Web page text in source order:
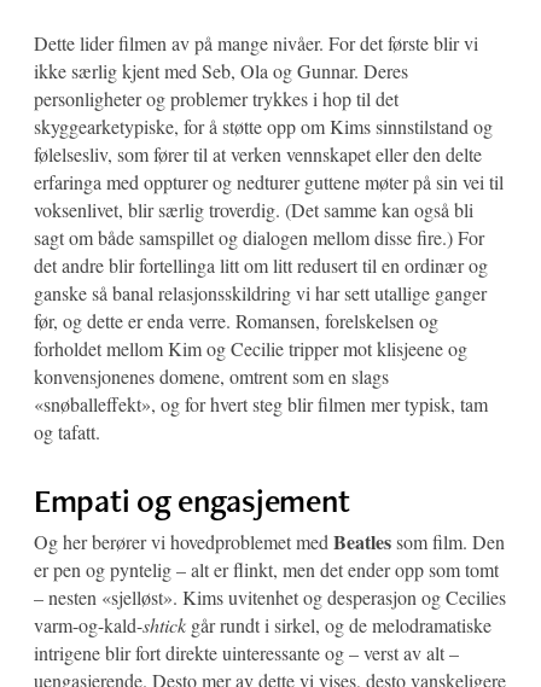
Dette lider filmen av på mange nivåer. For det første blir vi
ikke særlig kjent med Seb, Ola og Gunnar. Deres
personligheter og problemer trykkes i hop til det
skyggearketypiske, for å støtte opp om Kims sinnstilstand og
følelsesliv, som fører til at verken vennskapet eller den delte
erfaringa med oppturer og nedturer guttene møter på sin vei til
voksenlivet, blir særlig troverdig. (Det samme kan også bli
sagt om både samspillet og dialogen mellom disse fire.) For
det andre blir fortellinga litt om litt redusert til en ordinær og
ganske så banal relasjonsskildring vi har sett utallige ganger
før, og dette er enda verre. Romansen, forelskelsen og
forholdet mellom Kim og Cecilie tripper mot klisjeene og
konvensjonenes domene, omtrent som en slags
«snøballeffekt», og for hvert steg blir filmen mer typisk, tam
og tafatt.
Empati og engasjement
Og her berører vi hovedproblemet medBeatlessom film. Den
er pen og pyntelig – alt er flinkt, men det ender opp som tomt
– nesten «sjelløst». Kims uvitenhet og desperasjon og Cecilies
varm-og-kald-shtick går rundt i sirkel, og de melodramatiske
intrigene blir fort direkte uinteressante og – verst av alt –
uengasjerende. Desto mer av dette vi vises, desto vanskeligere